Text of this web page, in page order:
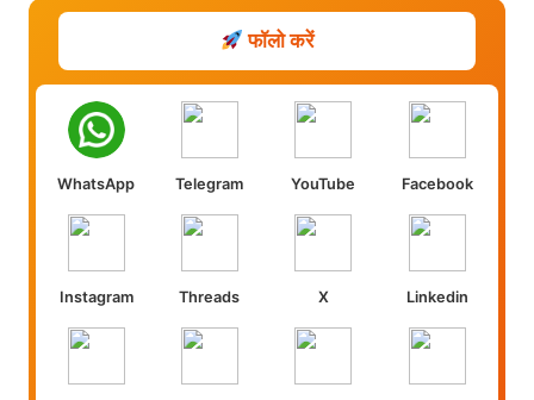
फॉलो करें
WhatsApp Telegram YouTube Facebook
Instagram Threads X Linkedin